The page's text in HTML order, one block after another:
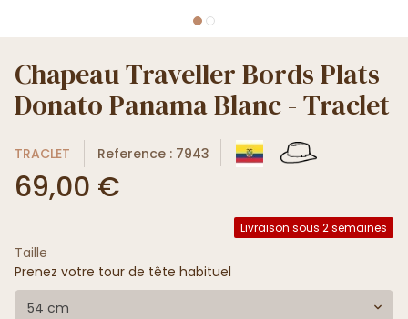
Chapeau Traveller Bords Plats
Donato Panama Blanc - Traclet
TRACLET Reference : 7943
69,00 €
Livraison sous 2 semaines
Taille
Prenez votre tour de tête habituel
54 cm